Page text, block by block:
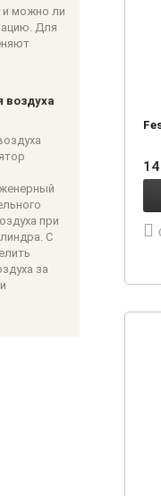
и можно ли
Для
воздуха
при
С
за